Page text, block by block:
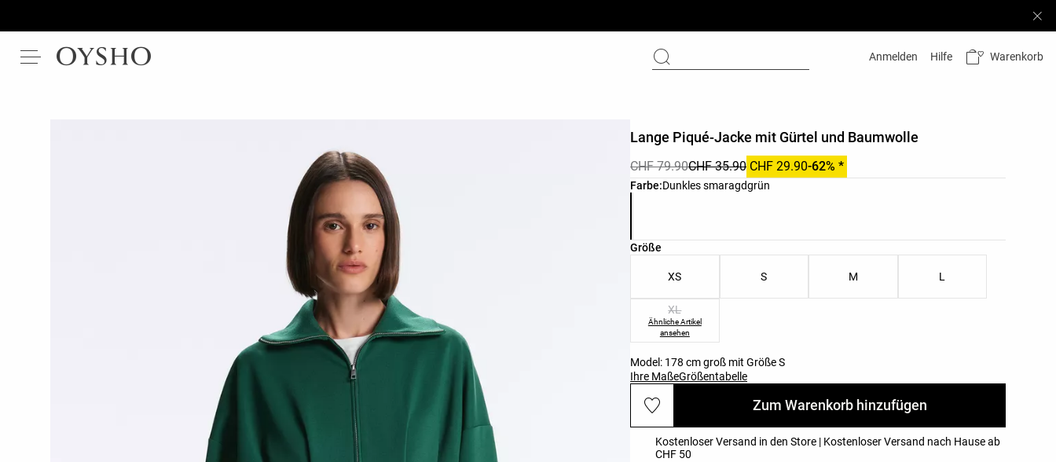
Anmelden Hilfe Warenkorb
Farbe:Dunkles smaragdgrün
Produktfarbliste
Lange Piqué-Jacke mit Gürtel und Baumwolle
CHF 79.90CHF 35.90 CHF 29.90-62% *
Größe
Produktgrößenliste
XS S M L
XL
Ähnliche Artikel
ansehen
Model: 178 cm groß mit Größe S
Ihre MaßeGrößentabelle
Zum Warenkorb hinzufügen
Kostenloser Versand in den Store | Kostenloser Versand nach Hause ab
CHF 50